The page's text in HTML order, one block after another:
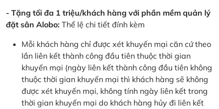
- Tặng tối đa 1 triệu/khách hàng với phần mềm quản lý
đặt sân Alobo: Thể lệ chi tiết đính kèm
Mỗi khách hàng chỉ được xét khuyến mại căn cứ theo
lần liên kết thành công đầu tiên thuộc thời gian
khuyến mại (ngày liên kết thành công đầu tiên không
thuộc thời gian khuyến mại thì khách hàng sẽ không
được xét khuyến mại, không tính ngày liên kết trong
thời gian khuyến mại do khách hàng hủy đi liên kết